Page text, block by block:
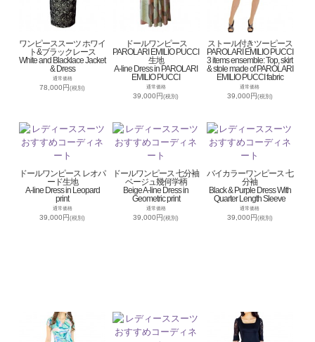
ワンピーススーツ ホワイ
ト&ブラックレース
White and Blacklace Jacket
& Dress
通常価格
78,000円(税別)
ドールワンピース
PAROLARI EMILIO PUCCI
生地
A-line Dress in PAROLARI
EMILIO PUCCI
通常価格
39,000円(税別)
ストール付きツーピース
PAROLARI EMILIO PUCCI
3 items ensemble: Top, skirt
& stole made of PAROLARI
EMILIO PUCCI fabric
通常価格
39,000円(税別)
ドールワンピース レオパ
ード生地
A-line Dress in Leopard
print
通常価格
39,000円(税別)
ドールワンピース 七分袖
ベージュ幾何学柄
Beige A-line Dress in
Geometric print
通常価格
39,000円(税別)
バイカラーワンピース 七
分袖
Black & Purple Dress With
Quarter Length Sleeve
通常価格
39,000円(税別)